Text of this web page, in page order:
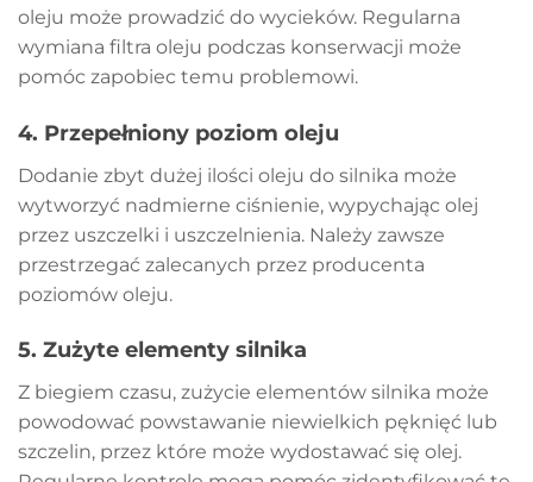
oleju może prowadzić do wycieków. Regularna
wymiana filtra oleju podczas konserwacji może
pomóc zapobiec temu problemowi.
4. Przepełniony poziom oleju
Dodanie zbyt dużej ilości oleju do silnika może
wytworzyć nadmierne ciśnienie, wypychając olej
przez uszczelki i uszczelnienia. Należy zawsze
przestrzegać zalecanych przez producenta
poziomów oleju.
5. Zużyte elementy silnika
Z biegiem czasu, zużycie elementów silnika może
powodować powstawanie niewielkich pęknięć lub
szczelin, przez które może wydostawać się olej.